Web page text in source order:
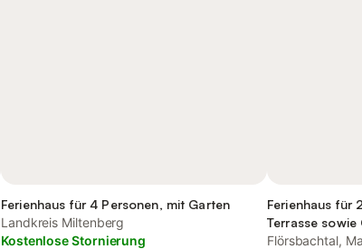
Ferienhaus für 4 Personen, mit Garten
Landkreis Miltenberg
Kostenlose Stornierung
Ferienhaus für
Terrasse sowie
Flörsbachtal,